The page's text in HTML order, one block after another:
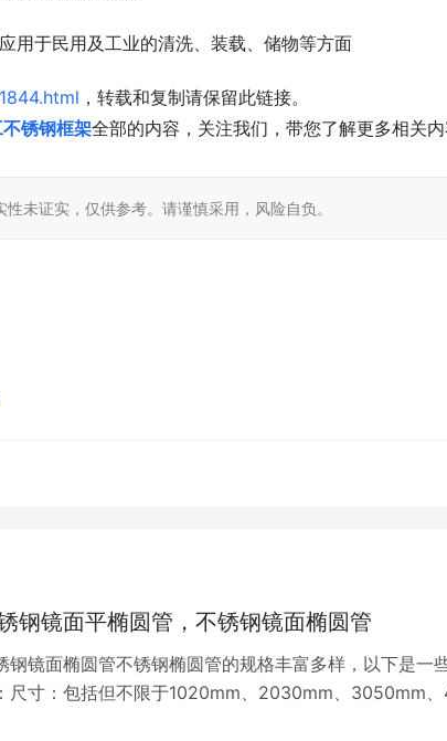
用于民用及工业的清洗、装载、储物等方面
，转载和复制请保留此链接。
锈钢框架全部的内容，关注我们，带您了解更多相关内
未证实，仅供参考。请谨慎采用，风险自负。
钢镜面平椭圆管，不锈钢镜面椭圆管
钢镜面椭圆管不锈钢椭圆管的规格丰富多样，以下是一
尺寸：包括但不限于1020mm、2030mm、3050mm、